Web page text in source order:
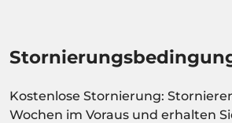
Kostenlose Stornierung:
Wochen im Voraus und erhalten